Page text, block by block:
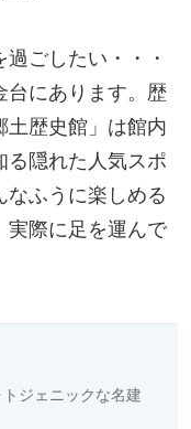
ごしたい・・・
台にあります。歴
土歴史館」は館内
る隠れた人気スポ
ふうに楽しめる
実際に足を運んで
ジェニックな名建